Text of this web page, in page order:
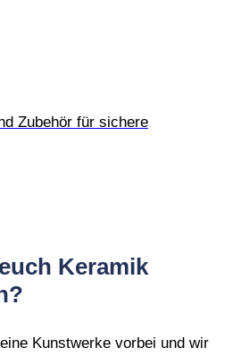
Zubehör für sichere
Keramik
Kunstwerke vorbei und wir